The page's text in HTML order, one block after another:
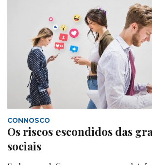
CONNOSCO
Os riscos escondidos das
sociais